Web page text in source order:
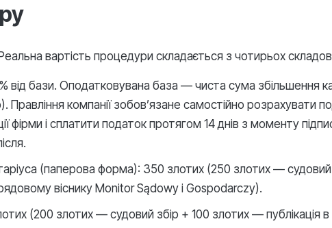
вартість процедури складається з чотирьох
бази. Оподатковувана база — чиста сума збільшення
компанії зобов’язане самостійно розрахувати
фірми і сплатити податок протягом 14 днів з моменту
(паперова форма): 350 злотих (250 злотих — судовий
віснику Monitor Sądowy i Gospodarczy).
(200 злотих — судовий збір + 100 злотих — публікація в